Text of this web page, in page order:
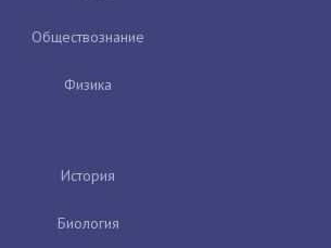
Обществознание
Физика
История
Биология